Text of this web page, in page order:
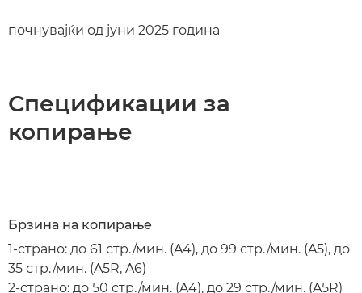
почнувајќи од јуни 2025 година
Спецификации за
копирање
Брзина на копирање
1-страно: до 61 стр./мин. (A4), до 99 стр./мин. (A5), до
35 стр./мин. (A5R, A6)
2-страно: до 50 стр./мин. (A4), до 29 стр./мин. (A5R)